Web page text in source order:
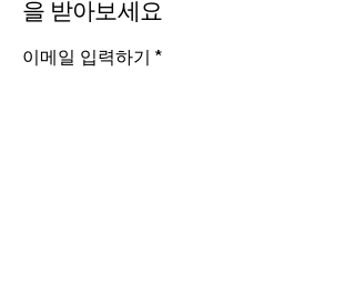
가
을 받아보세요
이메일 입력하기​